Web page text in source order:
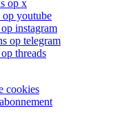
op x
op youtube
instagram
op telegram
threads
cookies